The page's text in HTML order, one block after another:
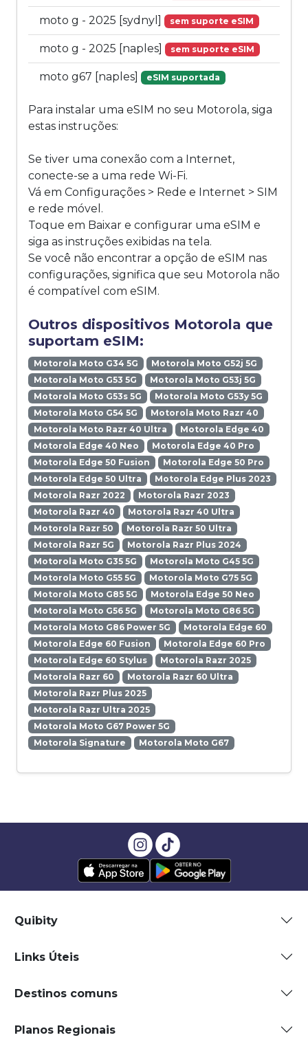
moto g - 2025 [sydnyl] sem suporte eSIM
moto g - 2025 [naples] sem suporte eSIM
moto g67 [naples] eSIM suportada
Para instalar uma eSIM no seu Motorola, siga
estas instruções:
Se tiver uma conexão com a Internet,
conecte-se a uma rede Wi-Fi.
Vá em Configurações > Rede e Internet > SIM
e rede móvel.
Toque em Baixar e configurar uma eSIM e
siga as instruções exibidas na tela.
Se você não encontrar a opção de eSIM nas
configurações, significa que seu Motorola não
é compatível com eSIM.
Outros dispositivos Motorola que
suportam eSIM:
Motorola Moto G34 5G
Motorola Moto G52j 5G
Motorola Moto G53 5G
Motorola Moto G53j 5G
Motorola Moto G53s 5G
Motorola Moto G53y 5G
Motorola Moto G54 5G
Motorola Moto Razr 40
Motorola Moto Razr 40 Ultra
Motorola Edge 40
Motorola Edge 40 Neo
Motorola Edge 40 Pro
Motorola Edge 50 Fusion
Motorola Edge 50 Pro
Motorola Edge 50 Ultra
Motorola Edge Plus 2023
Motorola Razr 2022
Motorola Razr 2023
Motorola Razr 40
Motorola Razr 40 Ultra
Motorola Razr 50
Motorola Razr 50 Ultra
Motorola Razr 5G
Motorola Razr Plus 2024
Motorola Moto G35 5G
Motorola Moto G45 5G
Motorola Moto G55 5G
Motorola Moto G75 5G
Motorola Moto G85 5G
Motorola Edge 50 Neo
Motorola Moto G56 5G
Motorola Moto G86 5G
Motorola Moto G86 Power 5G
Motorola Edge 60
Motorola Edge 60 Fusion
Motorola Edge 60 Pro
Motorola Edge 60 Stylus
Motorola Razr 2025
Motorola Razr 60
Motorola Razr 60 Ultra
Motorola Razr Plus 2025
Motorola Razr Ultra 2025
Motorola Moto G67 Power 5G
Motorola Signature
Motorola Moto G67
Quibity
Links Úteis
Destinos comuns
Planos Regionais